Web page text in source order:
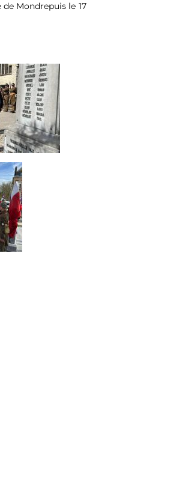
Mondrepuis le 17